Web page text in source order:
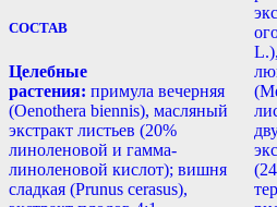
СОСТАВ
Целебные
растения: примула вечерняя
(Oenothera biennis), масляный
экстракт листьев (20%
линоленовой и гамма-
линоленовой кислот); вишня
сладкая (Prunus cerasus),